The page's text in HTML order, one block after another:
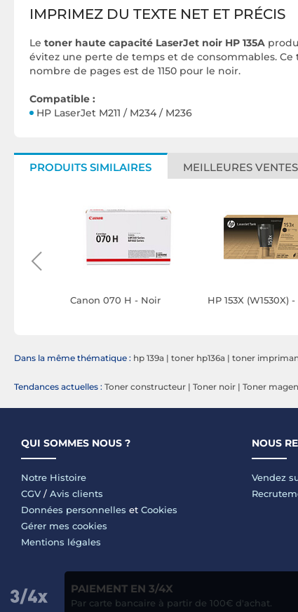
IMPRIMEZ DU TEXTE NET ET PRÉCIS
Le toner haute capacité LaserJet noir HP 135A
évitez une perte de temps et de consommables.
nombre de pages est de 1150 pour le noir.
Compatible :
HP LaserJet M211 / M234 / M236
PRODUITS SIMILAIRES MEILLEURES VENTES
Canon 070 H - Noir HP 153X (W1530X)
Dans la même thématique : hp 139a | toner hp136a | toner
Tendances actuelles : Toner constructeur | Toner noir | Toner
QUI SOMMES NOUS ?
Notre Histoire
CGV / Avis clients
Données personnelles et Cookies
Gérer mes cookies
Mentions légales
NOUS
Vendez
PAIEMENT EN 3/4X
Par carte bancaire à partir de 100€ d'achat.